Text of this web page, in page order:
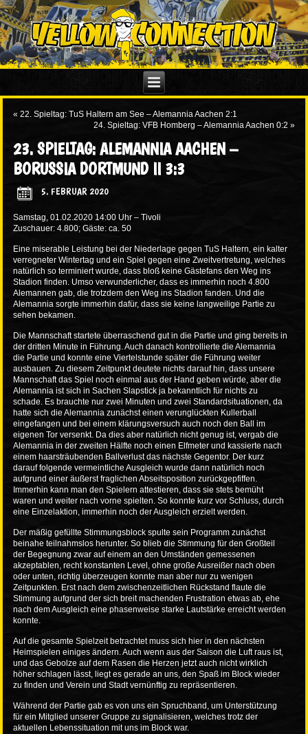
«22. Spieltag: TuS Haltern am See – Alemannia Aachen 2:1
24. Spieltag: VFB Homberg – Alemannia Aachen 0:2 »
23. SPIELTAG: ALEMANNIA AACHEN –
BORUSSIA DORTMUND II 3:3
5. FEBRUAR 2020
Samstag, 01.02.2020 14:00 Uhr – Tivoli
Zuschauer: 4.800; Gäste: ca. 50
Eine miserable Leistung bei der Niederlage gegen TuS Haltern, ein kalter
verregneter Wintertag und ein Spiel gegen eine Zweitvertretung, welches
natürlich so terminiert wurde, dass bloß keine Gästefans den Weg ins
Stadion finden. Umso verwunderlicher, dass es immerhin noch 4.800
Alemannen gab, die trotzdem den Weg ins Stadion fanden. Und die
Alemannia sorgte immerhin dafür, dass sie keine langweilige Partie zu
sehen bekamen.
Die Mannschaft startete überraschend gut in die Partie und ging bereits in
der dritten Minute in Führung. Auch danach kontrollierte die Alemannia
die Partie und konnte eine Viertelstunde später die Führung weiter
ausbauen. Zu diesem Zeitpunkt deutete nichts darauf hin, dass unsere
Mannschaft das Spiel noch einmal aus der Hand geben würde, aber die
Alemannia ist sich in Sachen Slapstick ja bekanntlich für nichts zu
schade. Es brauchte nur zwei Minuten und zwei Standardsituationen, da
hatte sich die Alemannia zunächst einen verunglückten Kullerball
eingefangen und bei einem klärungsversuch auch noch den Ball im
eigenen Tor versenkt. Da dies aber natürlich nicht genug ist, vergab die
Alemannia in der zweiten Hälfte noch einen Elfmeter und kassierte nach
einem haarsträubenden Ballverlust das nächste Gegentor. Der kurz
darauf folgende vermeintliche Ausgleich wurde dann natürlich noch
aufgrund einer äußerst fraglichen Abseitsposition zurückgepfiffen.
Immerhin kann man den Spielern attestieren, dass sie stets bemüht
waren und weiter nach vorne spielten. So konnte kurz vor Schluss, durch
eine Einzelaktion, immerhin noch der Ausgleich erzielt werden.
Der mäßig gefüllte Stimmungsblock spulte sein Programm zunächst
beinahe teilnahmslos herunter. So blieb die Stimmung für den Großteil
der Begegnung zwar auf einem an den Umständen gemessenen
akzeptablen, recht konstanten Level, ohne große Ausreißer nach oben
oder unten, richtig überzeugen konnte man aber nur zu wenigen
Zeitpunkten. Erst nach dem zwischenzeitlichen Rückstand flaute die
Stimmung aufgrund der sich breit machenden Frustration etwas ab, ehe
nach dem Ausgleich eine phasenweise starke Lautstärke erreicht werden
konnte.
Auf die gesamte Spielzeit betrachtet muss sich hier in den nächsten
Heimspielen einiges ändern. Auch wenn aus der Saison die Luft raus ist,
und das Gebolze auf dem Rasen die Herzen jetzt auch nicht wirklich
höher schlagen lässt, liegt es gerade an uns, den Spaß im Block wieder
zu finden und Verein und Stadt vernünftig zu repräsentieren.
Während der Partie gab es von uns ein Spruchband, um Unterstützung
für ein Mitglied unserer Gruppe zu signalisieren, welches trotz der
aktuellen Lebenssituation mit uns im Block war.